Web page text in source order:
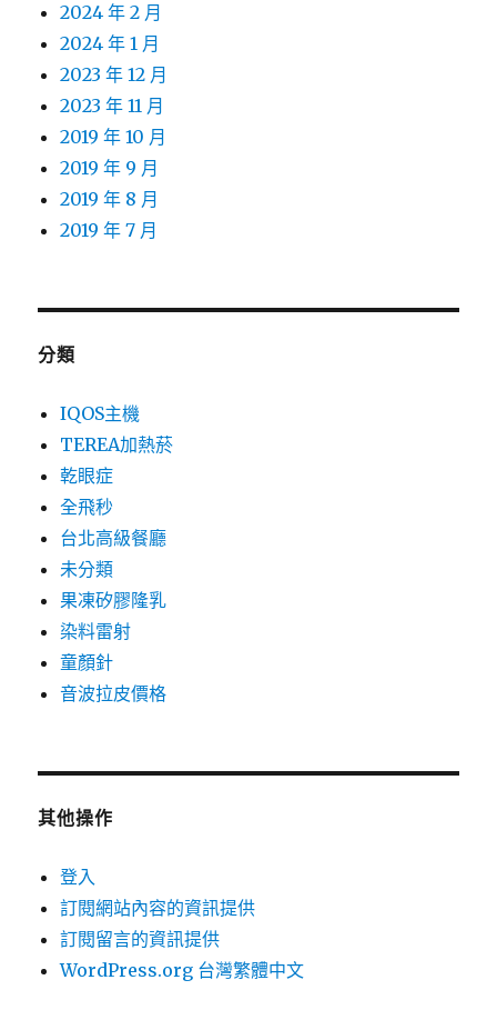
2024 年 2 月
2024 年 1 月
2023 年 12 月
2023 年 11 月
2019 年 10 月
2019 年 9 月
2019 年 8 月
2019 年 7 月
分類
IQOS主機
TEREA加熱菸
乾眼症
全飛秒
台北高級餐廳
未分類
果凍矽膠隆乳
染料雷射
童顏針
音波拉皮價格
其他操作
登入
訂閱網站內容的資訊提供
訂閱留言的資訊提供
WordPress.org 台灣繁體中文